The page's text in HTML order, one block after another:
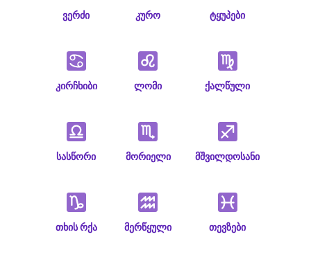
ვერძი კურო ტყუპები
კირჩხიბი ლომი ქალწული
სასწორი მორიელი მშვილდოსანი
თხის რქა მერწყული თევზები